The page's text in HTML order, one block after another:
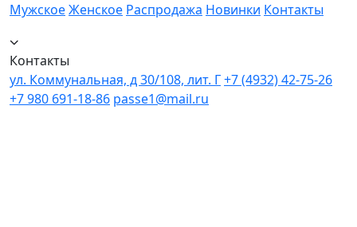
МужскоеЖенское Распродажа Новинки Контакты
Контакты
ул. Коммунальная, д 30/108, лит. Г+7 (4932) 42-75-26
+7 980 691-18-86 passe1@mail.ru